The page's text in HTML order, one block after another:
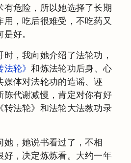
有危险，所以她选择了长期
用，吃后很难受，不吃药又
好。
，我向她介绍了法轮功，
法轮》和炼法轮功后身、心
媒体对法轮功的造谣、诬
陈代谢减慢，肯定对你有好
转法轮》和法轮大法教功录
她，她说书看过了，不相
好，决定炼炼看。大约一年